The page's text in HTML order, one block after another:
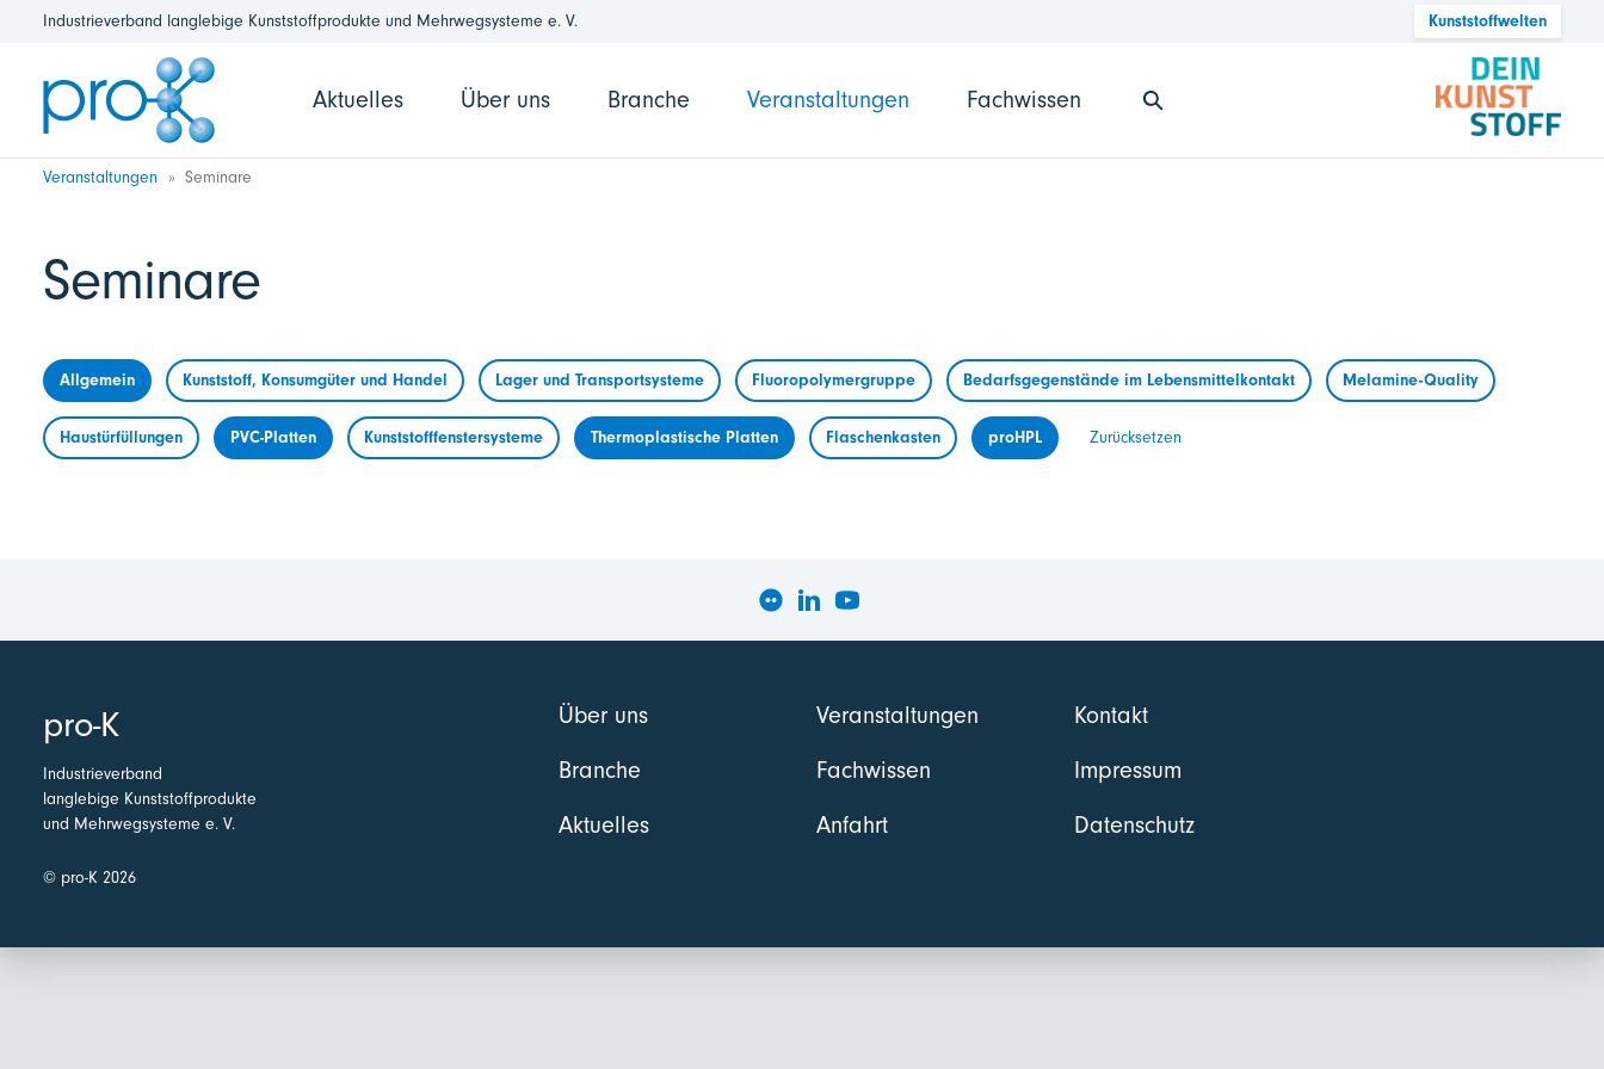
Industrieverband langlebige Kunststoffprodukte und Mehrwegsysteme e. V. Kunststoffwelten
Aktuelles Über uns Branche Veranstaltungen Fachwissen
Veranstaltungen Seminare
Seminare
Allgemein Kunststoff, Konsumgüter und Handel Lager und Transportsysteme Fluoropolymergruppe Bedarfsgegenstände im Lebensmittelkontakt Melamine-Quality
Haustürfüllungen PVC-Platten Kunststofffenstersysteme Thermoplastische Platten Flaschenkasten proHPL Zurücksetzen
pro-K
Industrieverband
langlebige Kunststoffprodukte
und Mehrwegsysteme e. V.
© pro-K 2026
Über uns
Branche
Aktuelles
Veranstaltungen
Fachwissen
Anfahrt
Kontakt
Impressum
Datenschutz